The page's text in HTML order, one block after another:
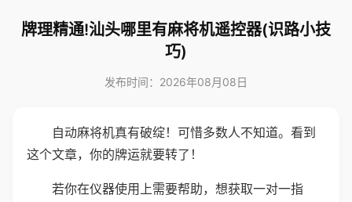
牌理精通!汕头哪里有麻将机遥控器(识路小技
巧)
发布时间：2026年08月08日
自动麻将机真有破绽！可惜多数人不知道。看到
这个文章，你的牌运就要转了！
若你在仪器使用上需要帮助，想获取一对一指